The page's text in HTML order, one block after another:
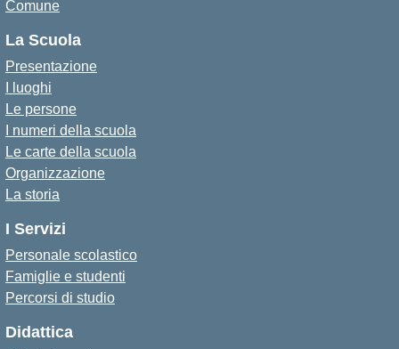
Comune
La Scuola
Presentazione
I luoghi
Le persone
I numeri della scuola
Le carte della scuola
Organizzazione
La storia
I Servizi
Personale scolastico
Famiglie e studenti
Percorsi di studio
Didattica